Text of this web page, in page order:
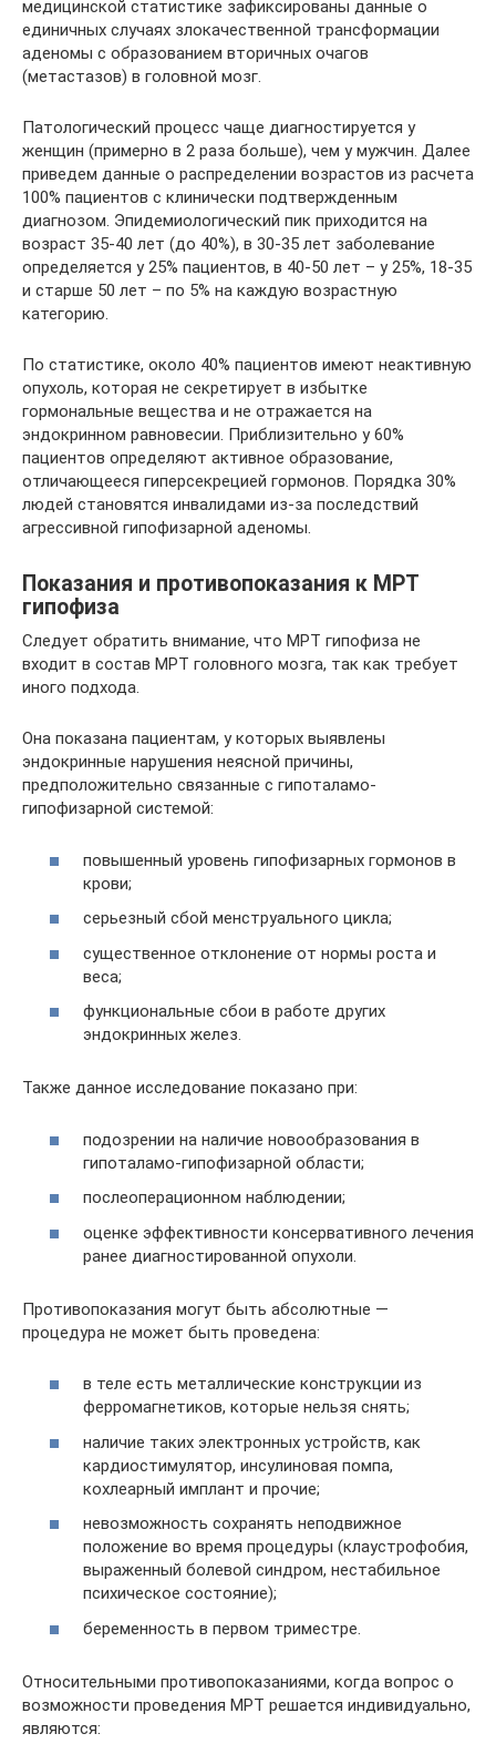
медицинской статистике зафиксированы данные о
единичных случаях злокачественной трансформации
аденомы с образованием вторичных очагов
(метастазов) в головной мозг.
Патологический процесс чаще диагностируется у
женщин (примерно в 2 раза больше), чем у мужчин. Далее
приведем данные о распределении возрастов из расчета
100% пациентов с клинически подтвержденным
диагнозом. Эпидемиологический пик приходится на
возраст 35-40 лет (до 40%), в 30-35 лет заболевание
определяется у 25% пациентов, в 40-50 лет – у 25%, 18-35
и старше 50 лет – по 5% на каждую возрастную
категорию.
По статистике, около 40% пациентов имеют неактивную
опухоль, которая не секретирует в избытке
гормональные вещества и не отражается на
эндокринном равновесии. Приблизительно у 60%
пациентов определяют активное образование,
отличающееся гиперсекрецией гормонов. Порядка 30%
людей становятся инвалидами из-за последствий
агрессивной гипофизарной аденомы.
Показания и противопоказания к МРТ
гипофиза
Следует обратить внимание, что МРТ гипофиза не
входит в состав МРТ головного мозга, так как требует
иного подхода.
Она показана пациентам, у которых выявлены
эндокринные нарушения неясной причины,
предположительно связанные с гипоталамо-
гипофизарной системой:
повышенный уровень гипофизарных гормонов в
крови;
серьезный сбой менструального цикла;
существенное отклонение от нормы роста и
веса;
функциональные сбои в работе других
эндокринных желез.
Также данное исследование показано при:
подозрении на наличие новообразования в
гипоталамо-гипофизарной области;
послеоперационном наблюдении;
оценке эффективности консервативного лечения
ранее диагностированной опухоли.
Противопоказания могут быть абсолютные —
процедура не может быть проведена:
в теле есть металлические конструкции из
ферромагнетиков, которые нельзя снять;
наличие таких электронных устройств, как
кардиостимулятор, инсулиновая помпа,
кохлеарный имплант и прочие;
невозможность сохранять неподвижное
положение во время процедуры (клаустрофобия,
выраженный болевой синдром, нестабильное
психическое состояние);
беременность в первом триместре.
Относительными противопоказаниями, когда вопрос о
возможности проведения МРТ решается индивидуально,
являются: